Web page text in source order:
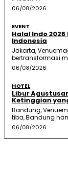
06/08/2026
EVENT
Halal Indo
Indonesia
Jakarta,
bertransformasi
06/08/2026
HOTEL
Libur
Ketinggian
Bandung,
tiba, Bandung
06/08/2026